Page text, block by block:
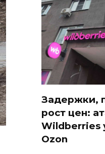
Задержки,
рост цен:
Wildberries
Ozon